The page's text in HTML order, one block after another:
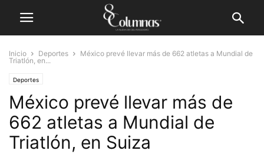
Inicio Deportes
México prevé llevar más de 662 atletas a Mundial de
Triatlón, en...
Deportes
México prevé llevar más de
662 atletas a Mundial de
Triatlón, en Suiza